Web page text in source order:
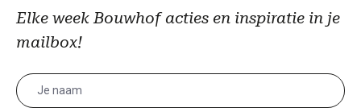
Elke week Bouwhof acties en inspiratie in je
mailbox!